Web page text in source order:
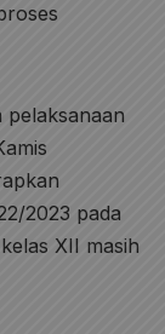
2023 pada
XII masih